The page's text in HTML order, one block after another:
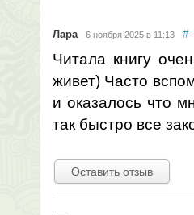
Лара 6 ноября 2025 в 11:13 #
Читала книгу
живет) Часто
и оказалось что
так быстро все
Оставить отзыв